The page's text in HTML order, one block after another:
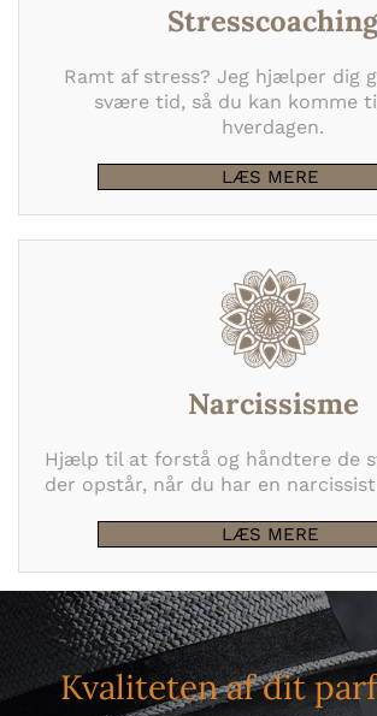
Stresscoaching
Ramt af stress? Jeg hjælper dig
svære tid, så du kan komme
hverdagen.
LÆS MERE
Narcissisme
Hjælp til at forstå og håndtere de
der opstår, når du har en
LÆS MERE
Kvaliteten af dit